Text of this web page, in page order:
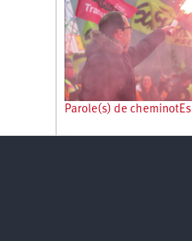
Parole(s) de cheminotEs